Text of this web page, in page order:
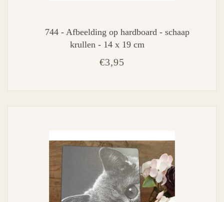
744 - Afbeelding op hardboard - schaap
krullen - 14 x 19 cm
€3,95